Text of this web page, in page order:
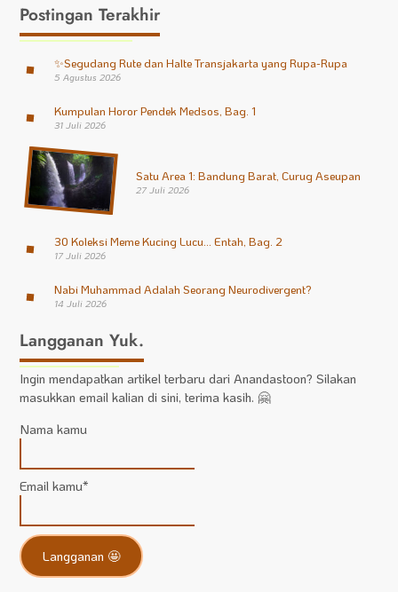
Postingan Terakhir
✨Segudang Rute dan Halte Transjakarta yang Rupa-Rupa
5 Agustus 2026
Kumpulan Horor Pendek Medsos, Bag. 1
31 Juli 2026
Satu Area 1: Bandung Barat, Curug Aseupan
27 Juli 2026
30 Koleksi Meme Kucing Lucu… Entah, Bag. 2
17 Juli 2026
Nabi Muhammad Adalah Seorang Neurodivergent?
14 Juli 2026
Langganan Yuk.
Ingin mendapatkan artikel terbaru dari Anandastoon? Silakan
masukkan email kalian di sini, terima kasih. 🤗
Nama kamu
Email kamu*